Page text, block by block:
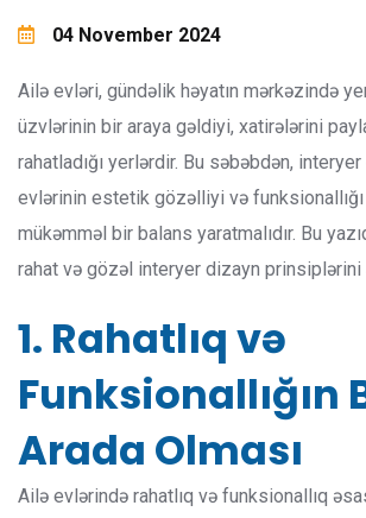
04 November 2024
Ailə evləri, gündəlik həyatın mərkəzində
üzvlərinin bir araya gəldiyi, xatirələrini
rahatladığı yerlərdir. Bu səbəbdən,
evlərinin estetik gözəlliyi və funksionallığı
mükəmməl bir balans yaratmalıdır. Bu
rahat və gözəl interyer dizayn prinsiplərini
1. Rahatlıq və
Funksionallığın
Arada Olması
Ailə evlərində rahatlıq və funksionallıq